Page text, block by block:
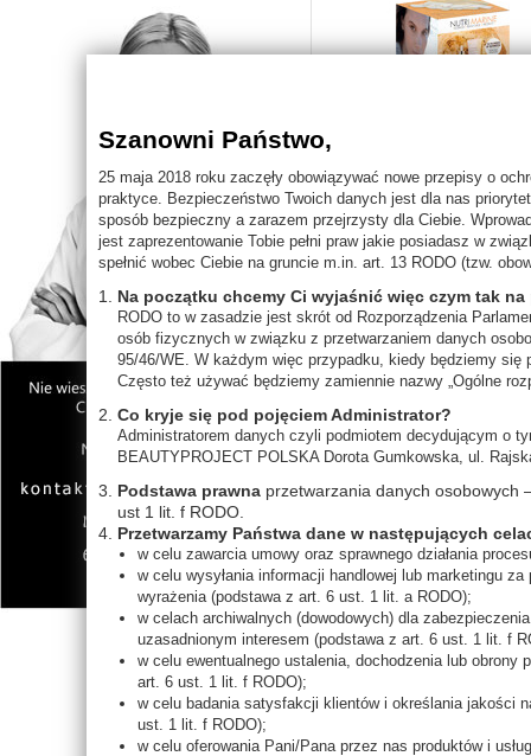
Szanowni Państwo,
25 maja 2018 roku zaczęły obowiązywać nowe przepisy o
praktyce. Bezpieczeństwo Twoich danych jest dla nas
sposób bezpieczny a zarazem przejrzysty dla Ciebie.
jest zaprezentowanie Tobie pełni praw jakie posiadasz w
spełnić wobec Ciebie na gruncie m.in. art. 13 RODO (tzw.
Na początku chcemy Ci wyjaśnić więc czym tak na
RODO to w zasadzie jest skrót od Rozporządzenia
osób fizycznych w związku z przetwarzaniem danych
95/46/WE. W każdym więc przypadku, kiedy będziemy się
Często też używać będziemy zamiennie nazwy „Ogólne
Co kryje się pod pojęciem Administrator?
Administratorem danych czyli podmiotem decydującym o
BEAUTYPROJECT POLSKA Dorota Gumkowska, ul.
Podstawa prawnaprzetwarzania danych osobowych
ust 1 lit. f RODO.
Przetwarzamy Państwa dane w następujących
w celu zawarcia umowy oraz sprawnego działania
w celu wysyłania informacji handlowej lub marketingu
wyrażenia (podstawa z art. 6 ust. 1 lit. a RODO);
w celach archiwalnych (dowodowych) dla
uzasadnionym interesem (podstawa z art. 6 ust. 1 lit. f
w celu ewentualnego ustalenia, dochodzenia lub
art. 6 ust. 1 lit. f RODO);
w celu badania satysfakcji klientów i określania jakości
ust. 1 lit. f RODO);
w celu oferowania Pani/Pana przez nas produktów i
OLIGOCONTOUR wokół oczu
SEA AGE harmonia...
ALGOLIFT PERFECTING...
NUTRIMARINE cera uboga...
OCEAN SECRETS Luxury...
FIRMING pojędrnianie
BALNEO do kąpieli
SUPLEMENTY diety
BODY Essential OKŁADY
BODY REDUVEL
OCZYSZCZANIE WODOROWE
0,00 ZŁ
SEBOMARINE MATTIFYING
"Matowa i świeża" fluid